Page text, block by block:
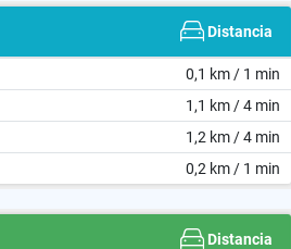
Distancia
0,1 km / 1 min
1,1 km / 4 min
1,2 km / 4 min
0,2 km / 1 min
Distancia